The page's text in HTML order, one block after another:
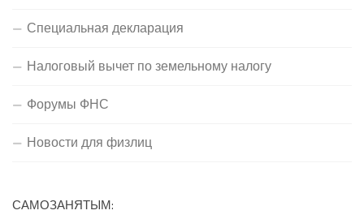
Специальная декларация
Налоговый вычет по земельному налогу
Форумы ФНС
Новости для физлиц
САМОЗАНЯТЫМ: